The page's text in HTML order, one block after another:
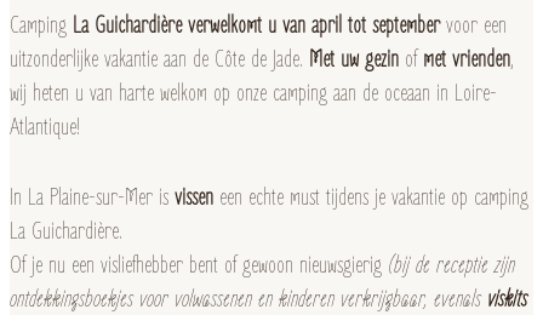
Camping La Guichardière verwelkomt u van april tot septembervoor een
uitzonderlijke vakantie aan de Côte de Jade. Met uw gezin of met vrienden,
wij heten u van harte welkom op onze camping aan de oceaan in Loire-
Atlantique!
In La Plaine-sur-Mer is vissen een echte must tijdens je vakantie op camping
La Guichardière.
Of je nu een visliefhebber bent of gewoon nieuwsgierig (bij de receptie zijn
ontdekkingsboekjes voor volwassenen en kinderen verkrijgbaar, evenals viskits